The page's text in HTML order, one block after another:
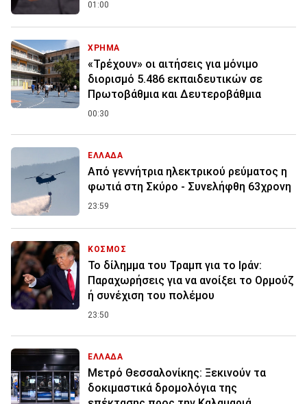
01:00
ΧΡΗΜΑ
«Τρέχουν» οι αιτήσεις για μόνιμο
διορισμό 5.486 εκπαιδευτικών σε
Πρωτοβάθμια και Δευτεροβάθμια
00:30
ΕΛΛΑΔΑ
Από γεννήτρια ηλεκτρικού ρεύματος η
φωτιά στη Σκύρο - Συνελήφθη 63χρονη
23:59
ΚΟΣΜΟΣ
Το δίλημμα του Τραμπ για το Ιράν:
Παραχωρήσεις για να ανοίξει το Ορμούζ
ή συνέχιση του πολέμου
23:50
ΕΛΛΑΔΑ
Μετρό Θεσσαλονίκης: Ξεκινούν τα
δοκιμαστικά δρομολόγια της